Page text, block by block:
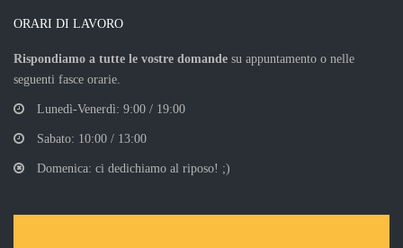
ORARI DI LAVORO
Rispondiamo a tutte le vostre domande su appuntamento o nelle
seguenti fasce orarie.
Lunedì-Venerdì: 9:00 / 19:00
Sabato: 10:00 / 13:00
Domenica: ci dedichiamo al riposo! ;)